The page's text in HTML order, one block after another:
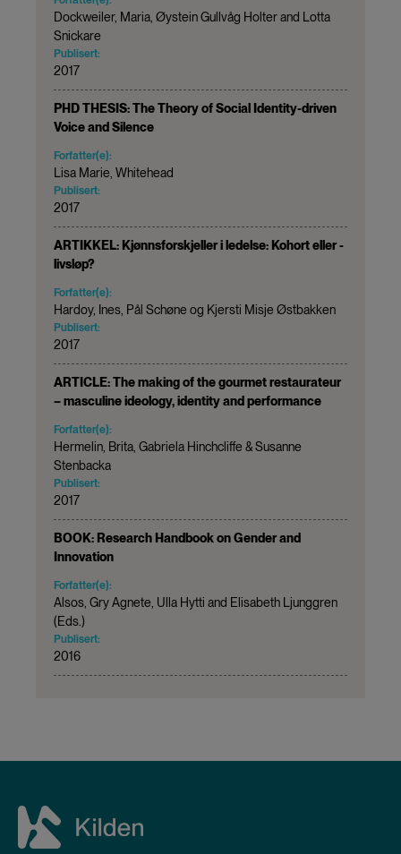
Dockweiler, Maria, Øystein Gullvåg Holter and Lotta
Snickare
Publisert:
2017
PHD THESIS: The Theory of Social Identity-driven
Voice and Silence
Forfatter(e):
Lisa Marie, Whitehead
Publisert:
2017
ARTIKKEL: Kjønnsforskjeller i ledelse: Kohort eller -
livsløp?
Forfatter(e):
Hardoy, Ines, Pål Schøne og Kjersti Misje Østbakken
Publisert:
2017
ARTICLE: The making of the gourmet restaurateur
– masculine ideology, identity and performance
Forfatter(e):
Hermelin, Brita, Gabriela Hinchcliffe & Susanne
Stenbacka
Publisert:
2017
BOOK: Research Handbook on Gender and
Innovation
Forfatter(e):
Alsos, Gry Agnete, Ulla Hytti and Elisabeth Ljunggren
(Eds.)
Publisert:
2016